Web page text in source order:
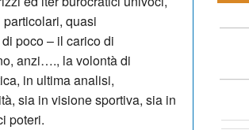
quasi
poco – il carico di
anzi…., la volontà di
in ultima analisi,
sia in visione sportiva, sia in
poteri.